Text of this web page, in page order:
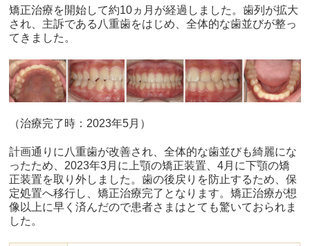
矯正治療を開始して約10ヵ月が経過しました。歯列が拡大
され、主訴である八重歯をはじめ、全体的な歯並びが整っ
てきました。
（治療完了時：2023年5月）
計画通りに八重歯が改善され、全体的な歯並びも綺麗にな
ったため、2023年3月に上顎の矯正装置、4月に下顎の矯
正装置を取り外しました。歯の後戻りを防止するため、保
定処置へ移行し、矯正治療完了となります。矯正治療が想
像以上に早く済んだので患者さまはとても驚いておられま
した。